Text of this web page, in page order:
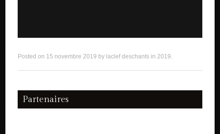
Posted on 15 novembre 2019 by laclef deschants in2019.
Partenaires